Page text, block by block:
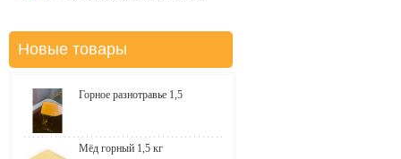
Новые товары
Горное разнотравье 1,5
Мёд горный 1,5 кг